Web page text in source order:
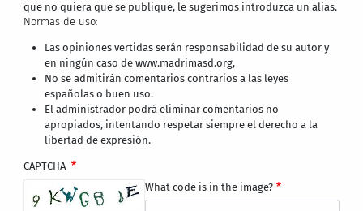
que no quiera que se publique, le sugerimos introduzca un alias.
Normas de uso:
Las opiniones vertidas serán responsabilidad de su autor y
en ningún caso de www.madrimasd.org,
No se admitirán comentarios contrarios a las leyes
españolas o buen uso.
El administrador podrá eliminar comentarios no
apropiados, intentando respetar siempre el derecho a la
libertad de expresión.
CAPTCHA
What code is in the image?